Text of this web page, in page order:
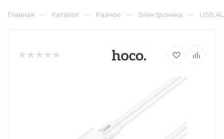
Главная — Каталог — Разное — Электроника —